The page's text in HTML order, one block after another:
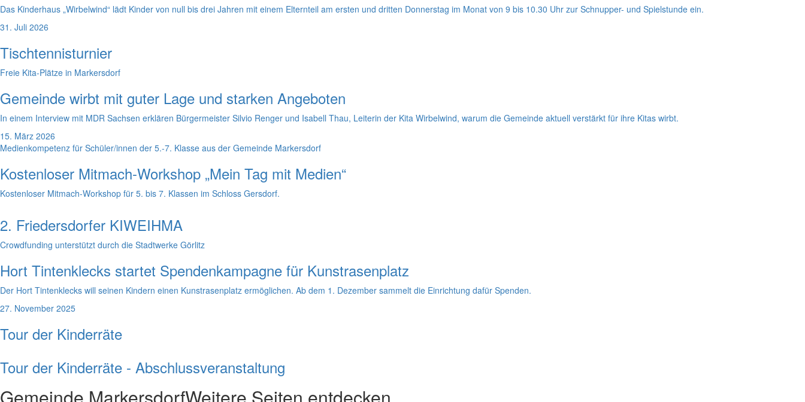
Das Kinderhaus „Wirbelwind“ lädt Kinder von null bis drei Jahren mit einem Elternteil am ersten und dritten Donnerstag im Monat von 9 bis 10.30 Uhr zur Schnupper- und Spielstunde ein.
31. Juli 2026
Tischtennisturnier
Freie Kita-Plätze in Markersdorf
Gemeinde wirbt mit guter Lage und starken Angeboten
In einem Interview mit MDR Sachsen erklären Bürgermeister Silvio Renger und Isabell Thau, Leiterin der Kita Wirbelwind, warum die Gemeinde aktuell verstärkt für ihre Kitas wirbt.
15. März 2026
Medienkompetenz für Schüler/innen der 5.-7. Klasse aus der Gemeinde Markersdorf
Kostenloser Mitmach-Workshop „Mein Tag mit Medien“
Kostenloser Mitmach-Workshop für 5. bis 7. Klassen im Schloss Gersdorf.
2. Friedersdorfer KIWEIHMA
Crowdfunding unterstützt durch die Stadtwerke Görlitz
Hort Tintenklecks startet Spendenkampagne für Kunstrasenplatz
Der Hort Tintenklecks will seinen Kindern einen Kunstrasenplatz ermöglichen. Ab dem 1. Dezember sammelt die Einrichtung dafür Spenden.
27. November 2025
Tour der Kinderräte
Tour der Kinderräte - Abschlussveranstaltung